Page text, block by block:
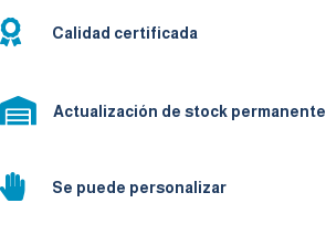
 Calidad certificada
 Actualización de stock permanente
 Se puede personalizar